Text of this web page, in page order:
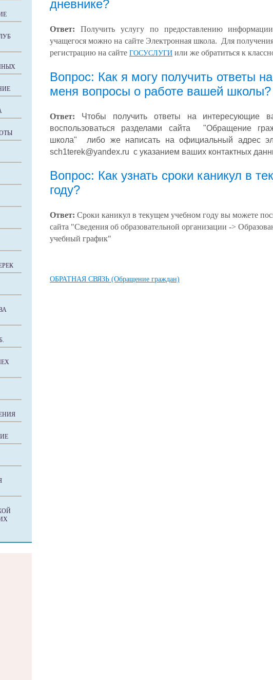
дневнике?
Ответ: Получить услугу по предоставлению
учащегося можно на сайте Электронная школа. Для
регистрацию на сайте ГОСУСЛУГИ или же обратиться к
Вопрос: Как я могу получить ответы
меня вопросы о работе вашей школы?
Ответ: Чтобы получить ответы на интересующие
воспользоваться разделами сайта "Обращение
школа" либо же написать на официальный адрес
sch1terek@yandex.ru с указанием ваших контактных
Вопрос: Как узнать сроки каникул в
году?
Ответ: Сроки каникул в текущем учебном году вы можете
сайта "Сведения об образовательной организации ->
учебный график"
ОБРАТНАЯ СВЯЗЬ (Обращение граждан)